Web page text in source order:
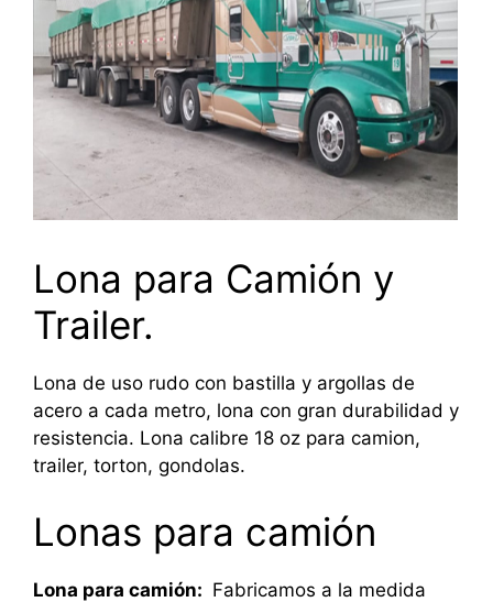
Lona para Camión y
Trailer.
Lona de uso rudo con bastilla y argollas de
acero a cada metro, lona con gran durabilidad y
resistencia. Lona calibre 18 oz para camion,
trailer, torton, gondolas.
Lonas para camión
Lona para camión: Fabricamos a la medida